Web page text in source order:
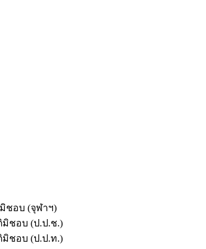
ชอบ (จุฬาฯ)
มิชอบ (ป.ป.ช.)
มิชอบ (ป.ป.ท.)